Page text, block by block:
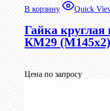
В корзину Quick
Гайка
КМ29 (М145х2)
Цена по запросу